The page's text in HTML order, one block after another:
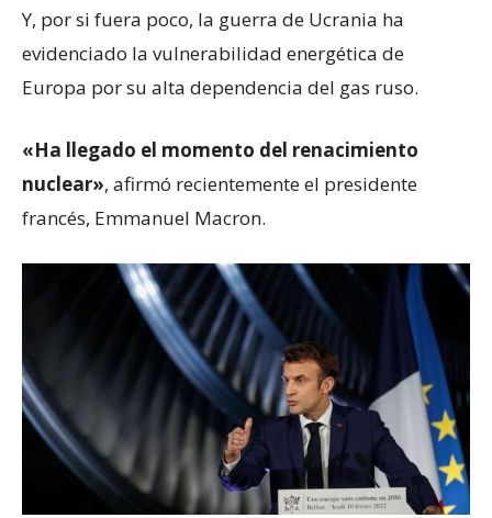
Y, por si fuera poco, la guerra de Ucrania ha
evidenciado la vulnerabilidad energética de
Europa por su alta dependencia del gas ruso.
«Ha llegado el momento del renacimiento
nuclear», afirmó recientemente el presidente
francés, Emmanuel Macron.